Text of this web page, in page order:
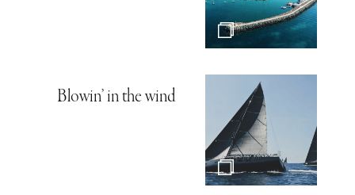
Blowin’ in the wind